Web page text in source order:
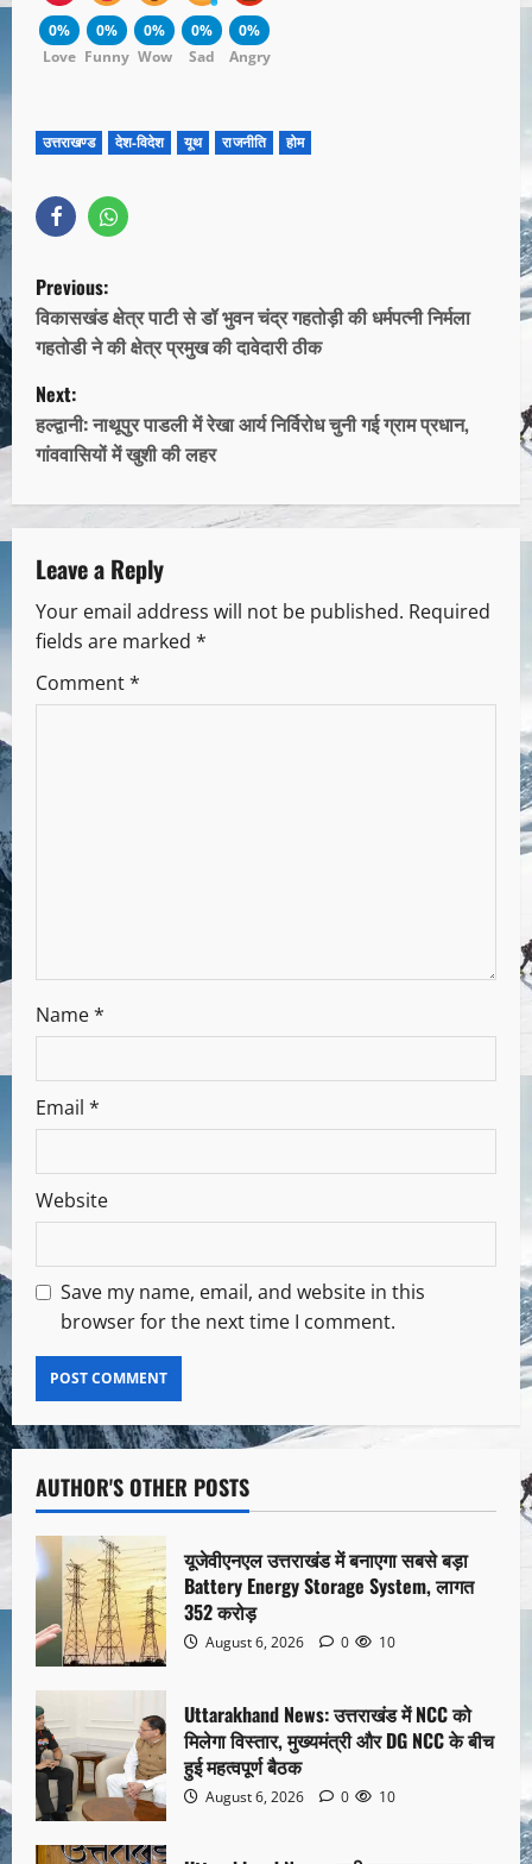
0%
Love
0%
Funny
0%
Wow
0%
Sad
0%
Angry
उत्तराखण्ड देश-विदेश यूथ राजनीति होम
Previous:
विकासखंड क्षेत्र पाटी से डॉ भुवन चंद्र गहतोड़ी की धर्मपत्नी निर्मला
गहतोडी ने की क्षेत्र प्रमुख की दावेदारी ठीक
Next:
हल्द्वानी: नाथूपुर पाडली में रेखा आर्य निर्विरोध चुनी गई ग्राम प्रधान,
गांववासियों में खुशी की लहर
Leave a Reply
Your email address will not be published. Required
fields are marked *
Comment*
Name*
Email *
Website
Save my name, email, and website in this
browser for the next time I comment.
AUTHOR'S OTHER POSTS
यूजेवीएनएल उत्तराखंड में बनाएगा सबसे बड़ा
Battery Energy Storage System, लागत
352 करोड़
August 6, 2026 0 10
Uttarakhand News: उत्तराखंड में NCC को
मिलेगा विस्तार, मुख्यमंत्री और DG NCC के बीच
हुई महत्वपूर्ण बैठक
August 6, 2026 0 10